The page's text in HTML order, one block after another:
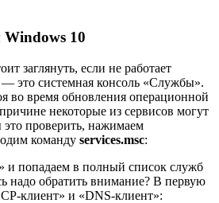
10
заглянуть, если не работает
это системная консоль «Службы».
во время обновления операционной
некоторые из сервисов могут
проверить, нажимаем
команду services.msc:
попадаем в полный список служб
надо обратить внимание? В первую
клиент» и «DNS-клиент»: